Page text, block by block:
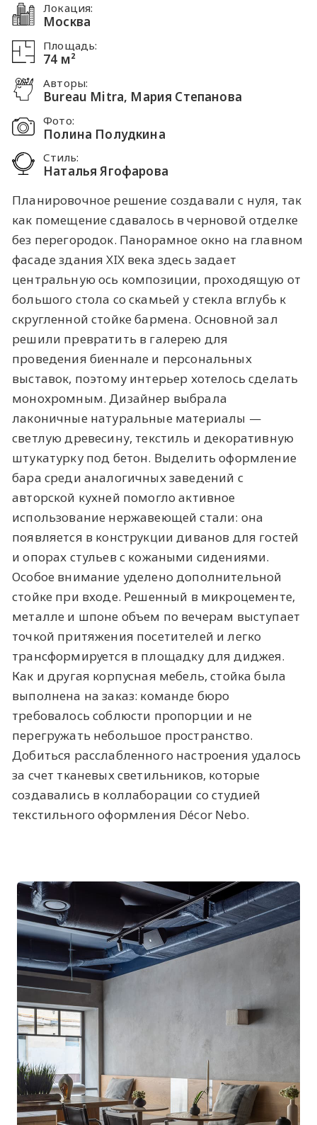
Локация:
Москва
Площадь:
74 м²
Авторы:
Bureau Mitra, Мария Степанова
Фото:
Полина Полудкина
Стиль:
Наталья Ягофарова
Планировочное решение создавали с нуля, так
как помещение сдавалось в черновой отделке
без перегородок. Панорамное окно на главном
фасаде здания XIX века здесь задает
центральную ось композиции, проходящую от
большого стола со скамьей у стекла вглубь к
скругленной стойке бармена. Основной зал
решили превратить в галерею для
проведения биеннале и персональных
выставок, поэтому интерьер хотелось сделать
монохромным. Дизайнер выбрала
лаконичные натуральные материалы —
светлую древесину, текстиль и декоративную
штукатурку под бетон. Выделить оформление
бара среди аналогичных заведений с
авторской кухней помогло активное
использование нержавеющей стали: она
появляется в конструкции диванов для гостей
и опорах стульев с кожаными сидениями.
Особое внимание уделено дополнительной
стойке при входе. Решенный в микроцементе,
металле и шпоне объем по вечерам выступает
точкой притяжения посетителей и легко
трансформируется в площадку для диджея.
Как и другая корпусная мебель, стойка была
выполнена на заказ: команде бюро
требовалось соблюсти пропорции и не
перегружать небольшое пространство.
Добиться расслабленного настроения удалось
за счет тканевых светильников, которые
создавались в коллаборации со студией
текстильного оформления Décor Nebo.